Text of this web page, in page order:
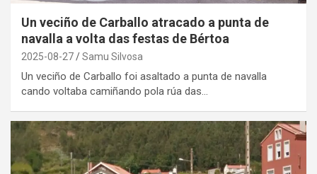
Un veciño de Carballo atracado a punta de
navalla a volta das festas de Bértoa
2025-08-27 Samu Silvosa
Un veciño de Carballo foi asaltado a punta de navalla
cando voltaba camiñando pola rúa das…